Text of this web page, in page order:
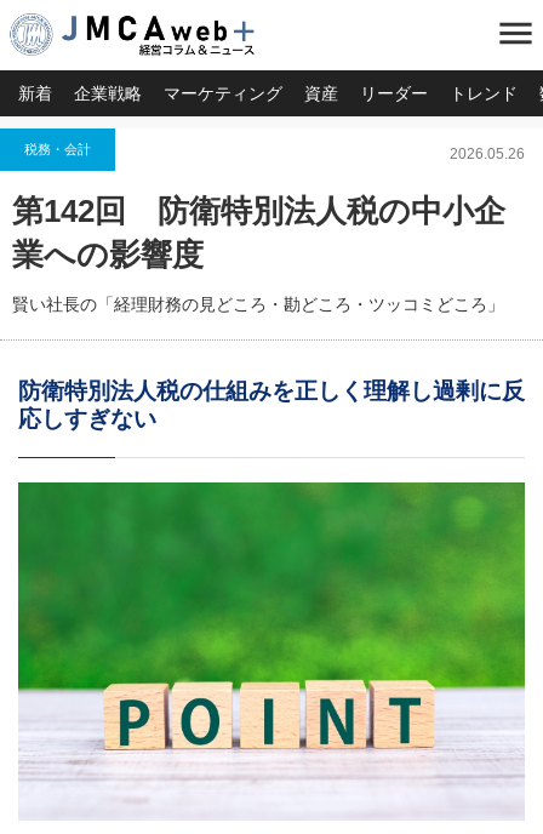
menu
新着 企業戦略 マーケティング 資産 リーダー トレンド
税務・会計 2026.05.26
第142回 防衛特別法人税の中小企
業への影響度
賢い社長の「経理財務の見どころ・勘どころ・ツッコミどころ」
防衛特別法人税の仕組みを正しく理解し過剰に反
応しすぎない